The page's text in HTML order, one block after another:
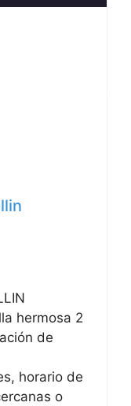
hermosa 2
de
horario de
o